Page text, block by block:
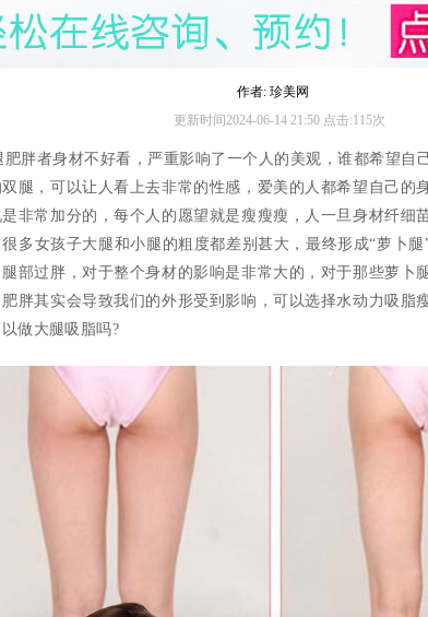
作者: 珍美网
更新时间2024-06-14 21:50 点击:115次
者身材不好看，严重影响了一个人的美观，谁都希望自
腿，可以让人看上去非常的性感，爱美的人都希望自己的
非常加分的，每个人的愿望就是瘦瘦瘦，人一旦身材纤细
多女孩子大腿和小腿的粗度都差别甚大，最终形成“萝卜
部过胖，对于整个身材的影响是非常大的，对于那些萝卜
胖其实会导致我们的外形受到影响，可以选择水动力吸脂
做大腿吸脂吗?